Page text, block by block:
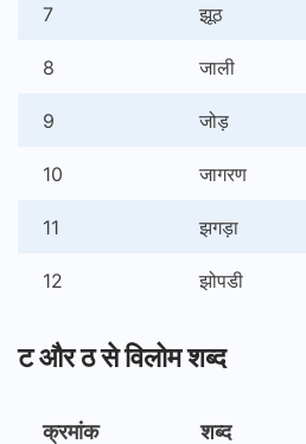
7 झूठ
8 जाली
9 जोड़
10 जागरण
11 झगड़ा
12 झोपडी
ट और ठ से विलोम शब्द
क्रमांक शब्द